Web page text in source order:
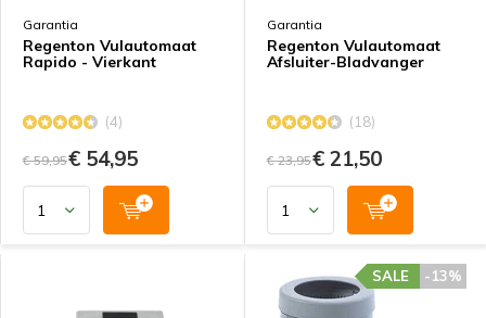
Garantia
Regenton Vulautomaat
Rapido - Vierkant
(4)
€ 59,95€ 54,95
Garantia
Regenton Vulautomaat
Afsluiter-Bladvanger
(18)
€ 23,95€ 21,50
-13%
SALE